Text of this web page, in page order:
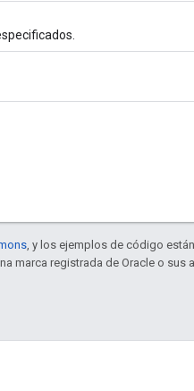
, y los ejemplos de código
marca registrada de Oracle o sus